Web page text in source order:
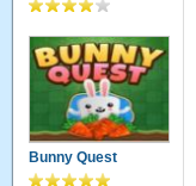
Bunny Quest